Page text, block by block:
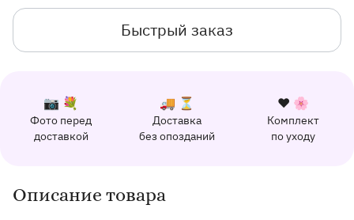
Быстрый заказ
Почему выбирают Флорео
К каждому заказу прилагается:
Фото перед
доставкой
📷 💐
Доставка
без опозданий
🚚 ⏳
Комплект
по уходу
❤️ 🌸
Качественный сервис
162 отзыва с оценкой 5.0 ⭐
Информация о товаре и оказываемых услугах
Описание товара